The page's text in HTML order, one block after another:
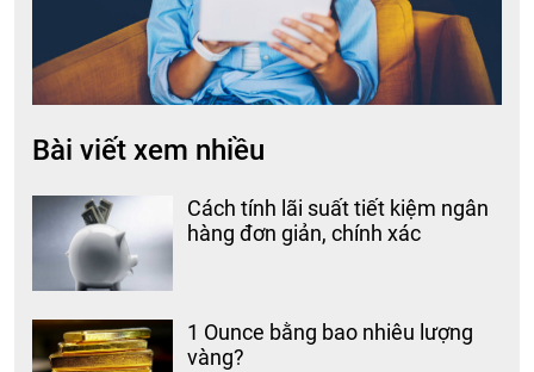
Bài viết xem nhiều
Cách tính lãi suất tiết kiệm ngân
hàng đơn giản, chính xác
1 Ounce bằng bao nhiêu lượng
vàng?